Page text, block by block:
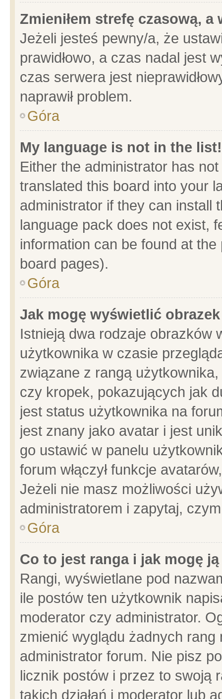
Zmieniłem strefę czasową,
Jeżeli jesteś pewny/a, że
prawidłowo, a czas nadal jest
czas serwera jest
naprawił problem.
Góra
My language is not in the list!
Either the administrator has
translated this board into your
administrator if they can install
language pack does not exist,
information can be found at
board pages).
Góra
Jak mogę wyświetlić
Istnieją dwa rodzaje obrazków
użytkownika w czasie
związane z rangą
czy kropek, pokazujących jak
jest status użytkownika na
jest znany jako avatar i jest
go ustawić w panelu
forum włączył funkcje
Jeżeli nie masz możliwości
administratorem i zapytaj,
Góra
Co to jest ranga i jak mogę
Rangi, wyświetlane pod
ile postów ten użytkownik
moderator czy administrator.
zmienić wyglądu żadnych
administrator forum. Nie pisz
licznik postów i przez to swoją
takich działań i moderator lub